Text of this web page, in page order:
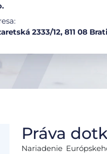
2333/12, 811 08
Práva
Nariadenie